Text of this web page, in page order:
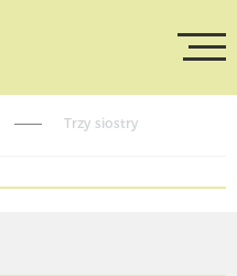
Trzy siostry